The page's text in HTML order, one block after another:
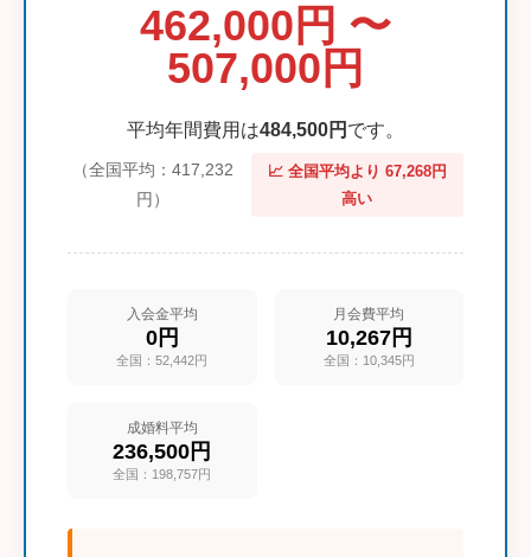
462,000円 〜
507,000円
平均年間費用は484,500円 です。
（全国平均：417,232
円）
📈 全国平均より 67,268円
高い
入会金平均
0円
全国：52,442円
月会費平均
10,267円
全国：10,345円
成婚料平均
236,500円
全国：198,757円